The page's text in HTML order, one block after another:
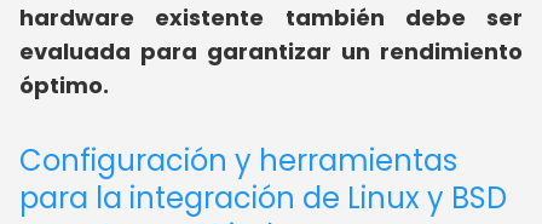
hardware existente también debe ser
evaluada para garantizar un rendimiento
óptimo.
Configuración y herramientas
para la integración de Linux y BSD